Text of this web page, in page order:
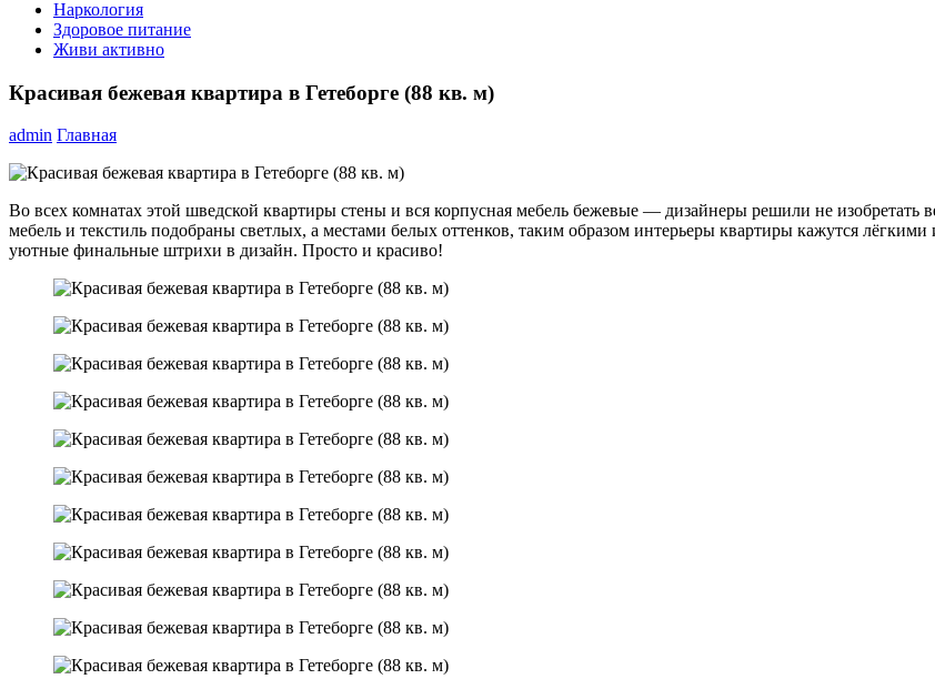
Наркология
Здоровое питание
Живи активно
Красивая бежевая квартира в Гетеборге (88 кв. м)
admin Главная
Во всех комнатах этой шведской квартиры стены и вся корпусная мебель бежевые — дизайнеры решили не изобретать
мебель и текстиль подобраны светлых, а местами белых оттенков, таким образом интерьеры квартиры кажутся
уютные финальные штрихи в дизайн. Просто и красиво!